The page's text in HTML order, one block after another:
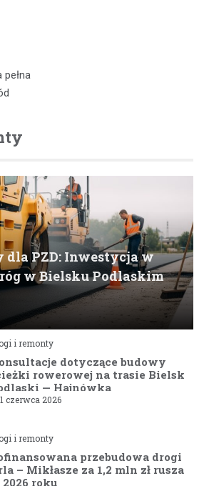
dla PZD: Inwestycja w
w Bielsku Podlaskim
i remonty
dotyczące budowy
rowerowej na trasie Bielsk
— Hajnówka
1 czerwca 2026
i remonty
przebudowa drogi
– Mikłasze za 1,2 mln zł rusza
roku